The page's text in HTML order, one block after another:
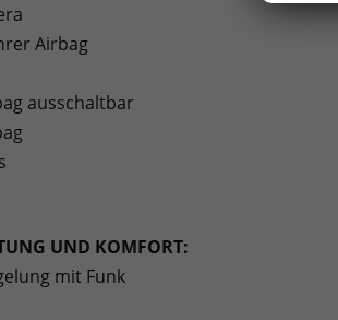
Airbag
ausschaltbar
UND KOMFORT:
mit Funk